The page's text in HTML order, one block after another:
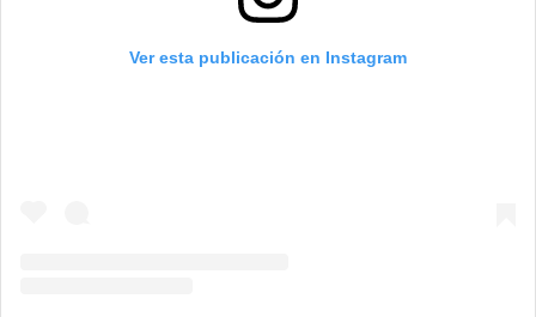
Ver esta publicación en Instagram